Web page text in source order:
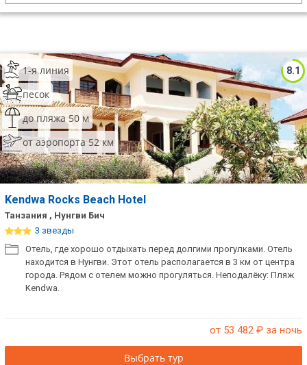
8.1
1-я линия
песок
до пляжа 50 м
от аэропорта 52 км
Kendwa Rocks Beach Hotel
Танзания , Нунгви Бич
3 звезды
Отель, где хорошо отдыхать перед долгими прогулками. Отель
находится в Нунгви. Этот отель располагается в 3 км от центра
города. Рядом с отелем можно прогуляться. Неподалёку: Пляж
Kendwa.
от 53 482 ₽ за ночь
Выбрать тур